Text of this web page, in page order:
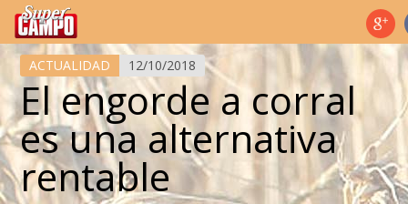
Temas de hoy
ACTUALIDAD 12/10/2018
El engorde a corral
es una alternativa
rentable